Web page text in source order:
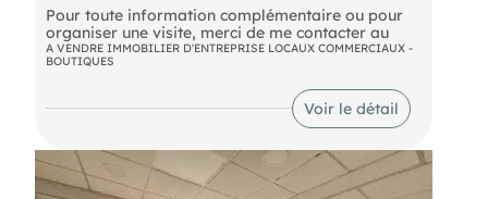
Pour toute information complémentaire ou pour
organiser une visite, merci de me contacter au
A VENDRE IMMOBILIER D'ENTREPRISE LOCAUX COMMERCIAUX -
BOUTIQUES
Voir le détail